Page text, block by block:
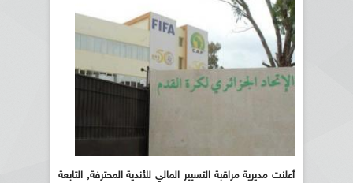
أعلنت مديرية مراقبة التسيير المالي للأندية المحترفة, التابعة